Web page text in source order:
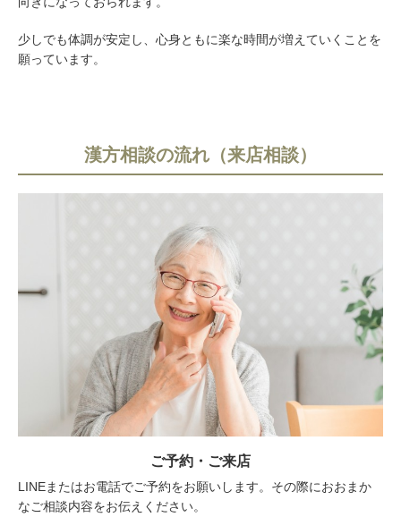
少しでも体調が安定し、心身ともに楽な時間が増えていくことを
願っています。
漢方相談の流れ（来店相談）
ご予約・ご来店
LINEまたはお電話でご予約をお願いします。その際におおまか
なご相談内容をお伝えください。